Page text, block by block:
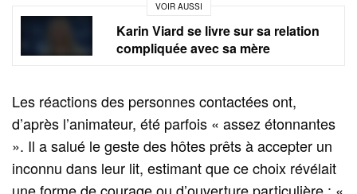
VOIR AUSSI
Karin Viard se livre sur sa relation
compliquée avec sa mère
Les réactions des personnes contactées ont,
d’après l’animateur, été parfois « assez étonnantes
». Il a salué le geste des hôtes prêts à accepter un
inconnu dans leur lit, estimant que ce choix révélait